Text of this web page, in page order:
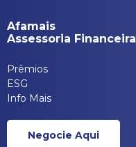
Afamais
Assessoria Financeira
Prêmios
ESG
Info Mais
Negocie Aqui